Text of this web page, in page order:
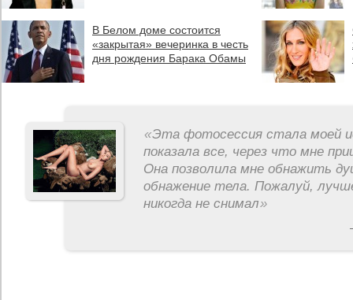
В Белом доме состоится
«закрытая» вечеринка в честь
дня рождения Барака Обамы
«Эта фотосессия стала моей
показала все, через что мне
Она позволила мне обнажить
обнажение тела. Пожалуй,
никогда не снимал»